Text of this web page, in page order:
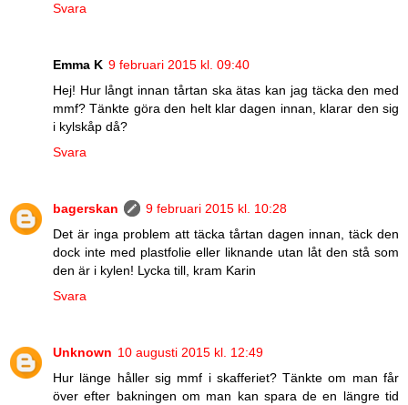
Svara
Emma K 9 februari 2015 kl. 09:40
Hej! Hur långt innan tårtan ska ätas kan jag täcka den med
mmf? Tänkte göra den helt klar dagen innan, klarar den sig
i kylskåp då?
Svara
bagerskan
9 februari 2015 kl. 10:28
Det är inga problem att täcka tårtan dagen innan, täck den
dock inte med plastfolie eller liknande utan låt den stå som
den är i kylen! Lycka till, kram Karin
Svara
Unknown 10 augusti 2015 kl. 12:49
Hur länge håller sig mmf i skafferiet? Tänkte om man får
över efter bakningen om man kan spara de en längre tid